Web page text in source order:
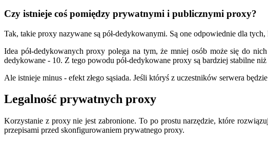
Czy istnieje coś pomiędzy prywatnymi i publicznymi proxy?
Tak, takie proxy nazywane są pół-dedykowanymi. Są one odpowiednie dla
Idea pół-dedykowanych proxy polega na tym, że mniej osób może się do
dedykowane - 10. Z tego powodu pół-dedykowane proxy są bardziej stabilne
Ale istnieje minus - efekt złego sąsiada. Jeśli któryś z uczestników serwera
Legalność prywatnych proxy
Korzystanie z proxy nie jest zabronione. To po prostu narzędzie, które
przepisami przed skonfigurowaniem prywatnego proxy.